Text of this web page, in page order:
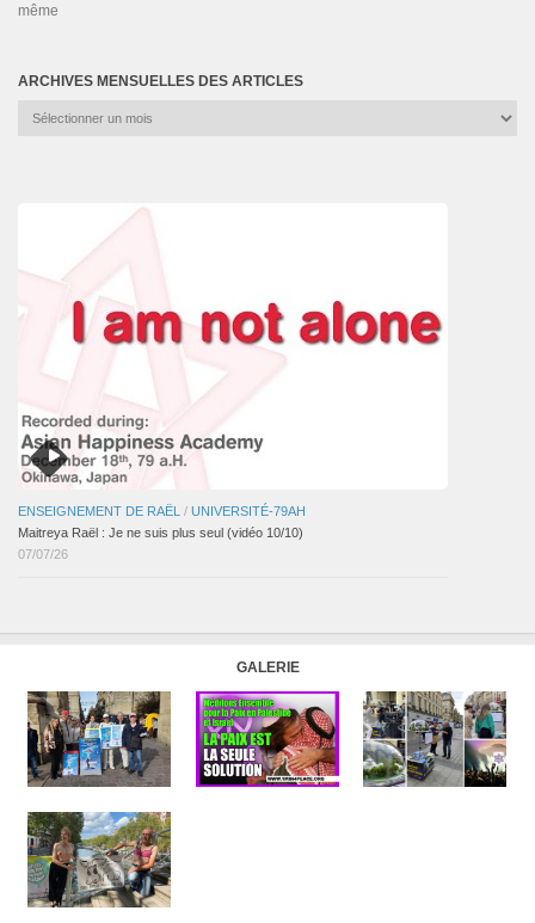
même
ARCHIVES MENSUELLES DES ARTICLES
Archives
ENSEIGNEMENT DE RAËL / UNIVERSITÉ-79AH
Maitreya Raël : Je ne suis plus seul (vidéo 10/10)
07/07/26
GALERIE